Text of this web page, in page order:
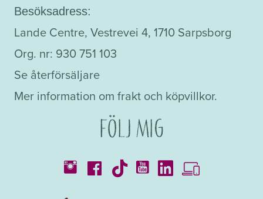
Besöksadress:
Lande Centre, Vestrevei 4, 1710 Sarpsborg
Org. nr: 930 751 103
Se återförsäljare
Mer information om frakt och köpvillkor.
Följ mig
Kataloger